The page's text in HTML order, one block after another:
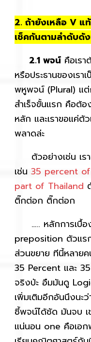
2. ถ้ายังเหลือ V แ
เช็คกันตามลำดับดั
2.1 พจน์ คือเร
หรือประธานของเร
พหูพจน์ (Plural) แต่
สำเร็จขั้นแรก คือต้
หลัก และเราขอแค่
พลาดล่ะ
ตัวอย่างเช่น เรา
เช่น 35 percent
part of Thailand
ติ๊กต่อก ติ๊กต่อก
….. หลักการเบื้อ
preposition ตัวแร
ส่วนขยาย ทีนี้หลายค
35 Percent และ
จริงป่ะ อืมมันดู
เพิ่มเติมอีกอันนึงน
ชี้พจน์ได้ชัด มันจบ
แน่นอน one คือเอ